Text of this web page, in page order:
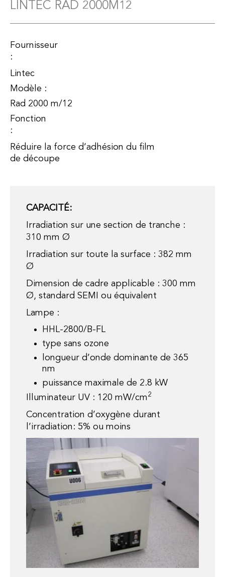
LINTEC RAD 2000M12
Fournisseur
:
Lintec
Modèle :
Rad 2000 m/12
Fonction
:
Réduire la force d’adhésion du film
de découpe
CAPACITÉ:
Irradiation sur une section de tranche :
310 mm Ø
Irradiation sur toute la surface : 382 mm
Ø
Dimension de cadre applicable : 300 mm
Ø, standard SEMI ou équivalent
Lampe :
HHL-2800/B-FL
type sans ozone
longueur d’onde dominante de 365
nm
puissance maximale de 2.8 kW
Illuminateur UV : 120 mW/cm 2
Concentration d’oxygène durant
l’irradiation: 5% ou moins